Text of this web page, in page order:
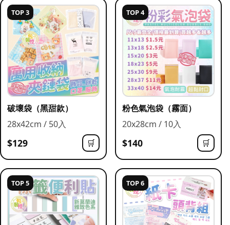
TOP 3
破壞袋（黑甜款）
28x42cm / 50入
$129 🛒
TOP 4
粉色氣泡袋（霧面）
20x28cm / 10入
$140 🛒
TOP 5 TOP 6